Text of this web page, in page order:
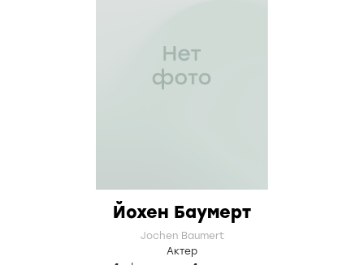
Йохен Баумерт
Jochen Baumert
Актер